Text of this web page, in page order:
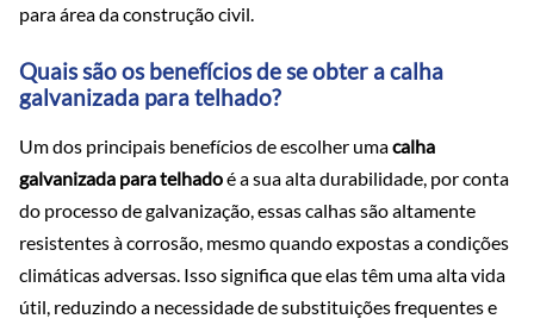
para área da construção civil.
Quais são os benefícios de se obter a calha
galvanizada para telhado?
Um dos principais benefícios de escolher umacalha
galvanizada para telhadoé a sua alta durabilidade, por conta
do processo de galvanização, essas calhas são altamente
resistentes à corrosão, mesmo quando expostas a condições
climáticas adversas. Isso significa que elas têm uma alta vida
útil, reduzindo a necessidade de substituições frequentes e